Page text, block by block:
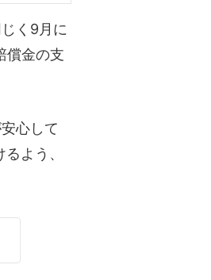
く9月に
償金の支
心して
よう、